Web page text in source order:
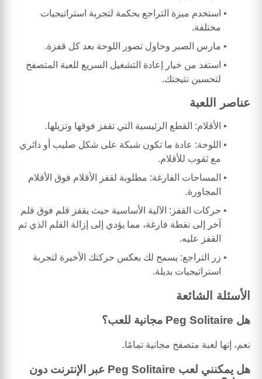
استخدم ميزة التراجع بحكمة لتجربة استراتيجيات
مختلفة.
مارس الصبر وحاول تصور اللوحة بعد كل قفزة.
استفد من خيار إعادة التشغيل السريع للعبة المتصفح
لتحسين نتيجتك.
عناصر اللعبة
الأقلام: القطع الرئيسية التي تقفز فوقها وتزيلها.
اللوحة: عادة ما تكون شبكة على شكل صليب أو دائري
مع ثقوب للأقلام.
المساحات الفارغة: مطلوبة لقفز الأقلام فوق الأقلام
المجاورة.
حركات القفز: الآلية الأساسية حيث يقفز قلم فوق قلم
آخر إلى نقطة فارغة، مما يؤدي إلى إزالة القلم الذي تم
القفز عليه.
زر التراجع: يسمح لك بعكس حركتك الأخيرة لتجربة
استراتيجيات بديلة.
الأسئلة الشائعة
هل Peg Solitaire مجانية للعب؟
نعم، إنها لعبة متصفح مجانية تمامًا.
هل يمكنني لعب Peg Solitaire عبر الإنترنت دون